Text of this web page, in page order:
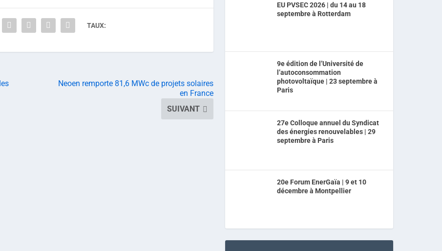
TAUX:
Neoen remporte 81,6 MWc de projets solaires
en France
SUIVANT
EU PVSEC 2026 | du 14 au 18
septembre à Rotterdam
9e édition de l’Université de
l’autoconsommation
photovoltaïque | 23 septembre à
Paris
27e Colloque annuel du Syndicat
des énergies renouvelables | 29
septembre à Paris
20e Forum EnerGaïa | 9 et 10
décembre à Montpellier